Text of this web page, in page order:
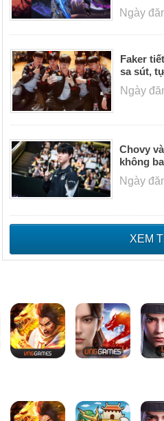
Ngày
Faker
sa sút,
Ngày
Chovy
không
Ngày
XEM